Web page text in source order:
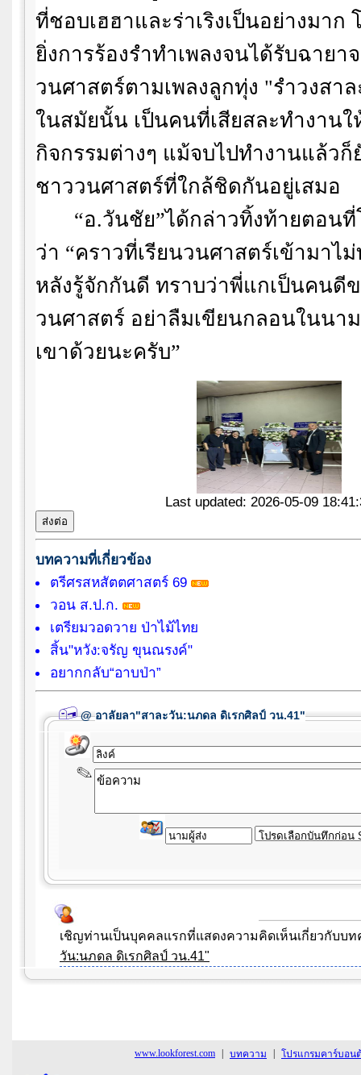
ที่ชอบเฮฮาและร่าเริงเป็นอย่างมาก
ยิ่งการร้องรำทำเพลงจนได้รับฉายา
วนศาสตร์ตามเพลงลูกทุ่ง "รำวงสา
ในสมัยนั้น เป็นคนที่เสียสละทำงาน
กิจกรรมต่างๆ แม้จบไปทำงานแล้วก็
ชาววนศาสตร์ที่ใกล้ชิดกันอยู่เสมอ
“อ.วันชัย”ได้กล่าวทิ้งท้ายตอน
ว่า “คราวที่เรียนวนศาสตร์เข้ามาไ
หลังรู้จักกันดี ทราบว่าพี่แกเป็นคนดี
วนศาสตร์ อย่าลืมเขียนกลอนในนา
เขาด้วยนะครับ”
Last updated: 2026-05-09
บทความที่เกี่ยวข้อง
ตรีศรสหสัตตศาสตร์ 69
วอน ส.ป.ก.
เตรียมวอดวาย ป่าไม้ไทย
สิ้น"หวัง:จรัญ ขุนณรงค์"
อยากกลับ“อาบป่า”
@อาลัยลา"สาละวัน:นภดล ดิเรกศิลป์ วน.41"
เชิญท่านเป็นบุคคลแรกที่แสดงความคิดเห็นเกี่ยวกับบ
วัน:นภดล ดิเรกศิลป์ วน.41"
www.lookforest.com บทความ โปรแกรมคาร์บอน